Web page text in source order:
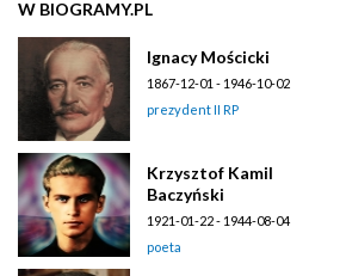
W BIOGRAMY.PL
Ignacy Mościcki
1867-12-01 - 1946-10-02
prezydent II RP
Krzysztof Kamil
Baczyński
1921-01-22 - 1944-08-04
poeta